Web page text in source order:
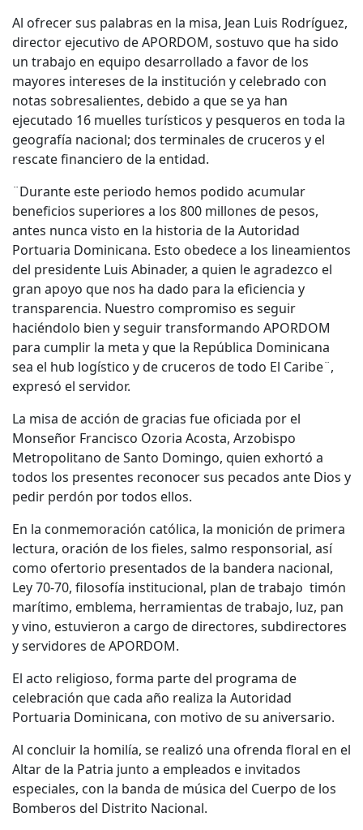
Al ofrecer sus palabras en la misa, Jean Luis Rodríguez,
director ejecutivo de APORDOM, sostuvo que ha sido
un trabajo en equipo desarrollado a favor de los
mayores intereses de la institución y celebrado con
notas sobresalientes, debido a que se ya han
ejecutado 16 muelles turísticos y pesqueros en toda la
geografía nacional; dos terminales de cruceros y el
rescate financiero de la entidad.
¨Durante este periodo hemos podido acumular
beneficios superiores a los 800 millones de pesos,
antes nunca visto en la historia de la Autoridad
Portuaria Dominicana. Esto obedece a los lineamientos
del presidente Luis Abinader, a quien le agradezco el
gran apoyo que nos ha dado para la eficiencia y
transparencia. Nuestro compromiso es seguir
haciéndolo bien y seguir transformando APORDOM
para cumplir la meta y que la República Dominicana
sea el hub logístico y de cruceros de todo El Caribe¨,
expresó el servidor.
La misa de acción de gracias fue oficiada por el
Monseñor Francisco Ozoria Acosta, Arzobispo
Metropolitano de Santo Domingo, quien exhortó a
todos los presentes reconocer sus pecados ante Dios y
pedir perdón por todos ellos.
En la conmemoración católica, la monición de primera
lectura, oración de los fieles, salmo responsorial, así
como ofertorio presentados de la bandera nacional,
Ley 70-70, filosofía institucional, plan de trabajo timón
marítimo, emblema, herramientas de trabajo, luz, pan
y vino, estuvieron a cargo de directores, subdirectores
y servidores de APORDOM.
El acto religioso, forma parte del programa de
celebración que cada año realiza la Autoridad
Portuaria Dominicana, con motivo de su aniversario.
Al concluir la homilía, se realizó una ofrenda floral en el
Altar de la Patria junto a empleados e invitados
especiales, con la banda de música del Cuerpo de los
Bomberos del Distrito Nacional.